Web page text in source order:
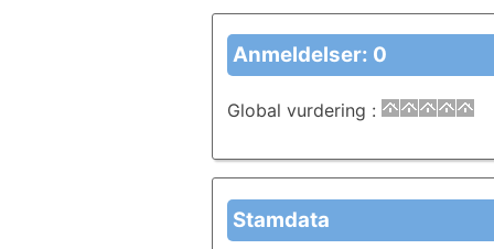
Anmeldelser: 0
Global vurdering :
Stamdata